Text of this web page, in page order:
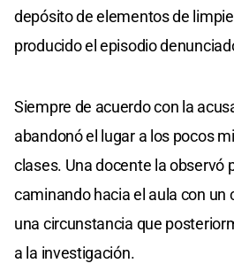
depósito de elementos de
producido el episodio
Siempre de acuerdo con la
abandonó el lugar a los pocos
clases. Una docente la observó
caminando hacia el aula con un
una circunstancia que
a la investigación.